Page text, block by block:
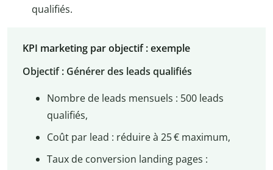
qualifiés.
KPI marketing par objectif : exemple
Objectif : Générer des leads qualifiés
Nombre de leads mensuels : 500 leads
qualifiés,
Coût par lead : réduire à 25 € maximum,
Taux de conversion landing pages :